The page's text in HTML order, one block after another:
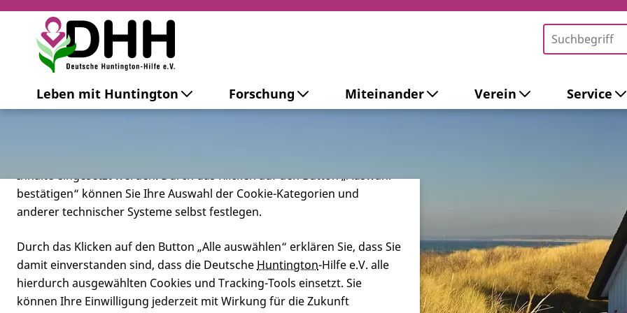
Leben mit Huntington Forschung Miteinander Verein Service
Cookie-Einstellungen
Diese Webseite setzt verschiedene Cookies und Tracking-Tools ein. Dies
Inhalte eingesetzt werden. Durch das Klicken auf den Button „Auswahl
bestätigen“ können Sie Ihre Auswahl der Cookie-Kategorien und
anderer technischer Systeme selbst festlegen.
Durch das Klicken auf den Button „Alle auswählen“ erklären Sie, dass Sie
damit einverstanden sind, dass die DeutscheHuntington-Hilfe e.V. alle
hierdurch ausgewählten Cookies und Tracking-Tools einsetzt. Sie
können Ihre Einwilligung jederzeit mit Wirkung für die Zukunft